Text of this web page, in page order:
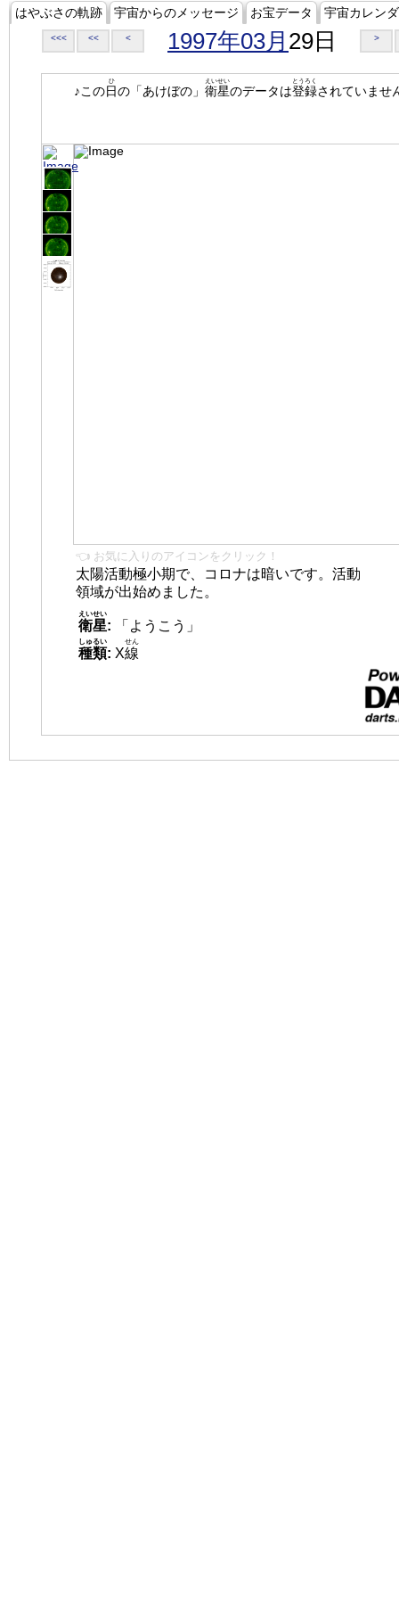
はやぶさの軌跡 宇宙からのメッセージ お宝データ 宇宙カレン
<<< << < 1997年03月 29日 >
♪この日
ひ
の「あけぼの」 衛星
えいせい
のデータは登録
とうろく
されていませ
👈 お気に入りのアイコンをクリック！
太陽活動極小期で、コロナは暗いです。活動
領域が出始めました。
衛星
えいせい
:
「ようこう」
種類
しゅるい
: X線
せん